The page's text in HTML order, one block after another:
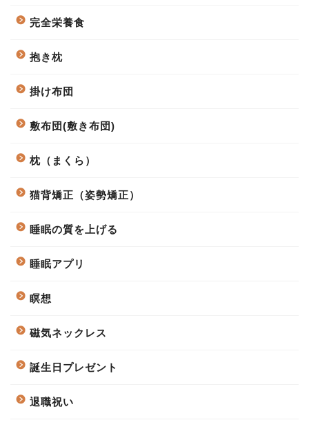
完全栄養食
抱き枕
掛け布団
敷布団(敷き布団)
枕（まくら）
猫背矯正（姿勢矯正）
睡眠の質を上げる
睡眠アプリ
瞑想
磁気ネックレス
誕生日プレゼント
退職祝い